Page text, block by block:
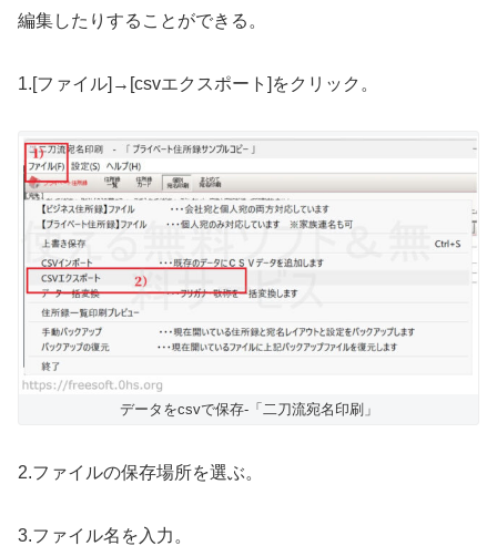
編集したりすることができる。
1.[ファイル]→[csvエクスポート]をクリック。
データをcsvで保存-「二刀流宛名印刷」
2.ファイルの保存場所を選ぶ。
3.ファイル名を入力。